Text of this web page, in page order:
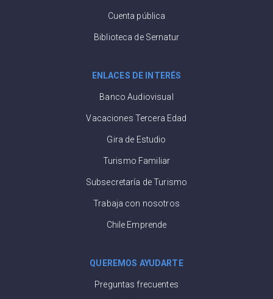
Cuenta pública
Biblioteca de Sernatur
ENLACES DE INTERÉS
Banco Audiovisual
Vacaciones Tercera Edad
Gira de Estudio
Turismo Familiar
Subsecretaría de Turismo
Trabaja con nosotros
Chile Emprende
QUEREMOS AYUDARTE
Preguntas frecuentes